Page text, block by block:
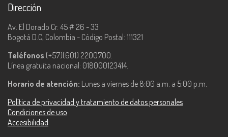
Dirección
Av. El Dorado Cr. 45 # 26 - 33
Bogotá D.C, Colombia - Código Postal: 111321
Teléfonos (+57)(601) 2200700.
Línea gratuita nacional: 018000123414.
Horario de atención: Lunes a viernes de 8:00 a.m. a 5:00 p.m.
Política de privacidad y tratamiento de datos personales
Condiciones de uso
Accesibilidad